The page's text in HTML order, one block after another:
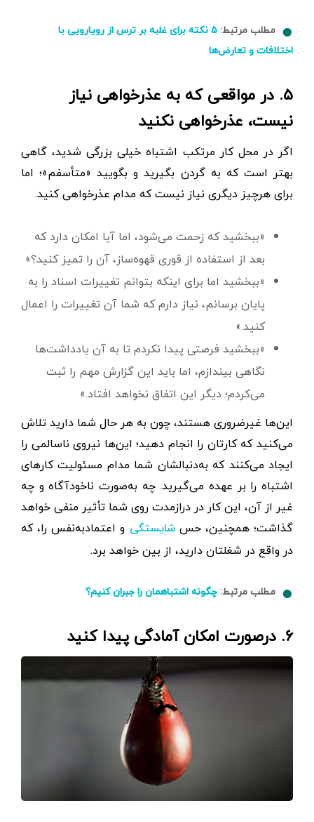
مطلب مرتبط:
۵ نکته برای غلبه بر ترس از رویارویی با
اختلافات و تعارض‌ها
۵. در مواقعی که به عذرخواهی نیاز
نیست، عذرخواهی نکنید
اگر در محل کار مرتکب اشتباه خیلی بزرگی شدید، گاهی
بهتر است که به گردن بگیرید و بگویید «متأسفم»؛ اما
برای هرچیز دیگری نیاز نیست که مدام عذرخواهی کنید.
«ببخشید که زحمت می‌شود، اما آیا امکان دارد که
بعد از استفاده از قوری قهوه‌ساز، آن را تمیز کنید؟»
«ببخشید اما برای اینکه بتوانم تغییرات اسناد را به
پایان برسانم، نیاز دارم که شما آن تغییرات را اعمال
کنید.»
«ببخشید فرصتی پیدا نکردم تا به آن یادداشت‌ها
نگاهی بیندازم، اما باید این گزارش مهم را ثبت
می‌کردم؛ دیگر این اتفاق نخواهد افتاد.»
این‌ها غیرضروری هستند، چون به هر حال شما دارید تلاش
می‌کنید که کارتان را انجام دهید؛ این‌ها نیروی ناسالمی را
ایجاد می‌کنند که به‌دنبالشان شما مدام مسئولیت کارهای
اشتباه را بر عهده می‌گیرید. چه به‌صورت ناخودآگاه و چه
غیر از آن، این کار در درازمدت روی شما تأثیر منفی خواهد
گذاشت؛ همچنین، حسشایستگی و اعتماد‌به‌نفس را، که
در واقع در شغلتان دارید، از بین خواهد ‌برد.
مطلب مرتبط:چگونه اشتباهمان را جبران کنیم؟
۶. درصورت امکان آمادگی پیدا کنید